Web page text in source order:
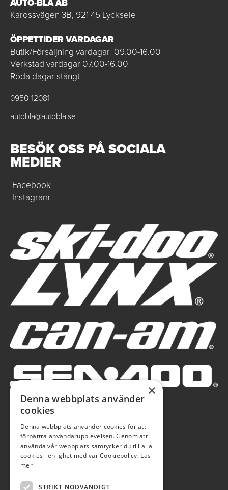
Karossvägen 3B, 921 45 Lycksele
ÖPPETTIDER VARDAGAR
Butik/Försäljning vardagar 09.00-16.00
Verkstad vardagar 07.00-16.00
Röda dagar stängt
0950-12081
autobla@autobla.se
BESÖK OSS PÅ SOCIALA
MEDIER
Facebook
Instagram
×
Denna webbplats använder
cookies
Denna webbplats använder cookies för att
förbättra användarupplevelsen. Genom att
använda vår webbplats samtycker du till alla
cookies i enlighet med vår Cookiepolicy. Läs
mer
STRIKT NÖDVÄNDIGT